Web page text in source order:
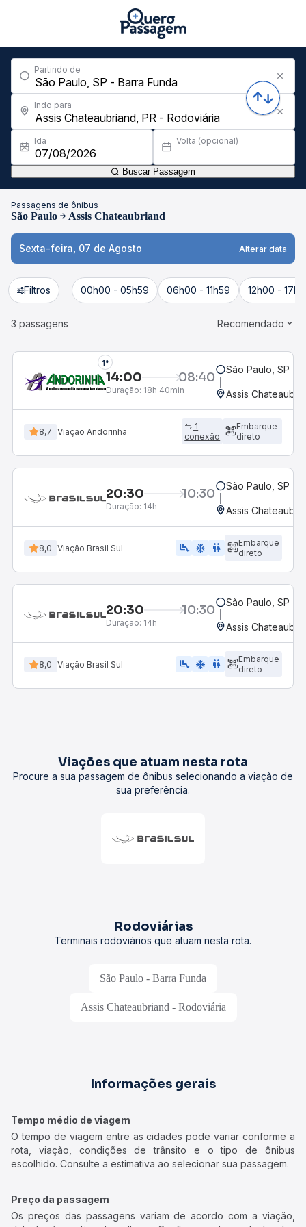
Partindo de
Indo para
Ida Volta (opcional)
Buscar Passagem
Passagens de ônibus
São Paulo Assis Chateaubriand
Sexta-feira, 07 de Agosto Alterar data
Filtros 00h00 - 05h59 06h00 - 11h59 12h00 -
3 passagens Recomendado
1°
14:00 08:40
Duração: 18h 40min
São Paulo, SP -
Assis
8,7 Viação Andorinha
1
conexão
Embarque
direto
20:30 10:30
Duração: 14h
São Paulo, SP -
Assis
8,0 Viação Brasil Sul airline_seat_legroom_extra ac_unit wc
Embarque
direto
20:30 10:30
Duração: 14h
São Paulo, SP -
Assis
8,0 Viação Brasil Sul airline_seat_legroom_extra ac_unit wc
Embarque
direto
Viações que atuam nesta rota
Procure a sua passagem de ônibus selecionando a viação de
sua preferência.
Rodoviárias
Terminais rodoviários que atuam nesta rota.
São Paulo - Barra Funda
Assis Chateaubriand - Rodoviária
Informações gerais
Tempo médio de viagem
O tempo de viagem entre as cidades pode variar conforme a
rota, viação, condições de trânsito e o tipo de ônibus
escolhido. Consulte a estimativa ao selecionar sua passagem.
Preço da passagem
Os preços das passagens variam de acordo com a viação,